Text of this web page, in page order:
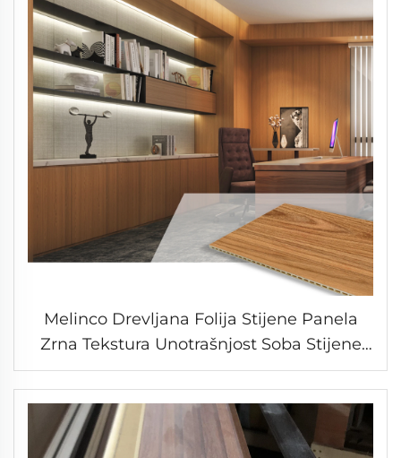
Melinco Drevljana Folija Stijene Panela
Zrna Tekstura Unotrašnjost Soba Stijene
Panela Bambusova Folija Wpc
Laminirovane Kompozitne Ploče